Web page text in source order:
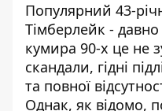
Популярний 43-
Тімберлейк -
кумира 90-х це не
скандали, гідні
та повної
Однак, як відомо,